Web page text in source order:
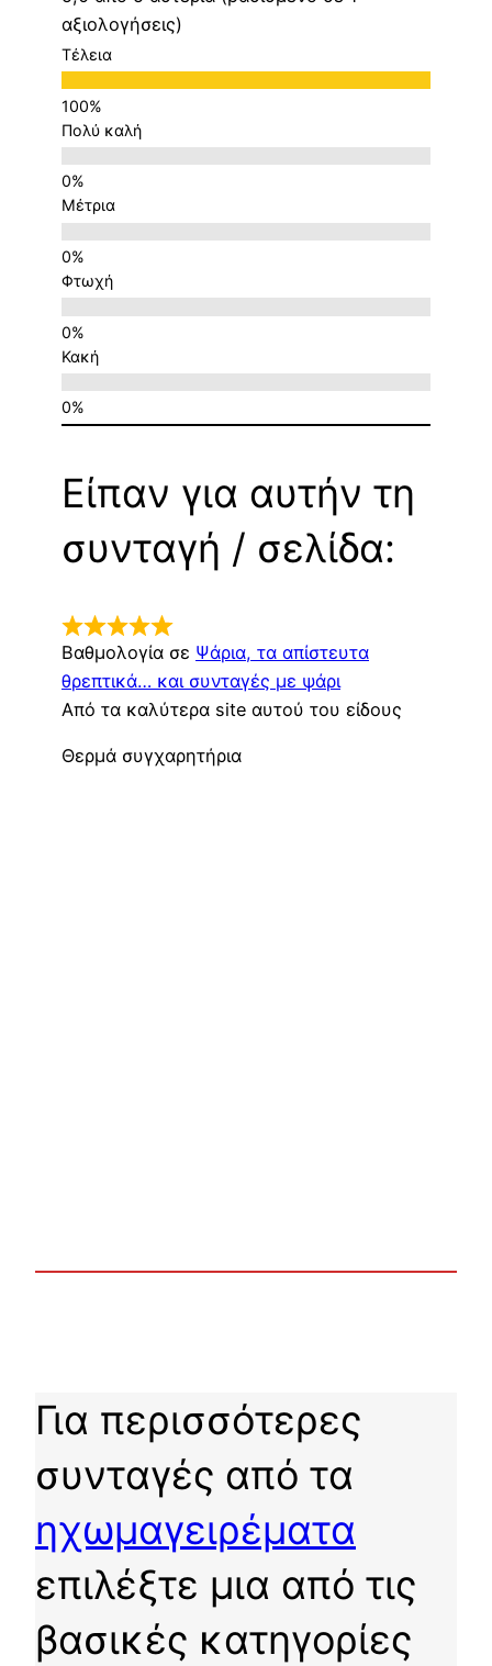
αξιολογήσεις)
Τέλεια
Πολύ καλή
Μέτρια
Φτωχή
Κακή
Είπαν για αυτήν τη
συνταγή / σελίδα:
Βαθμολογία σε Ψάρια, τα απίστευτα
θρεπτικά… και συνταγές με ψάρι
Από τα καλύτερα site αυτού του είδους
Θερμά συγχαρητήρια
Για περισσότερες
συνταγές από τα
ηχωμαγειρέματα
επιλέξτε μια από τις
βασικές κατηγορίες